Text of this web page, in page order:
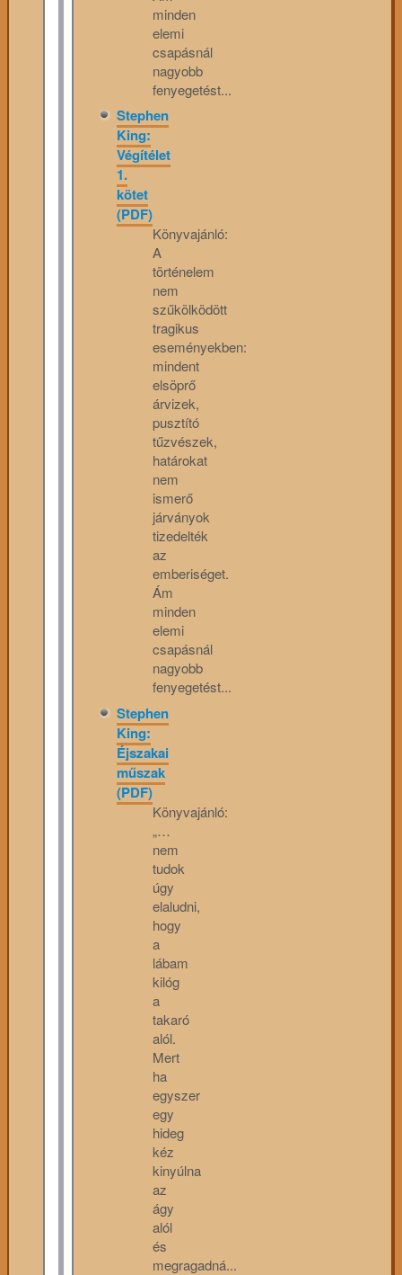
minden
elemi
csapásnál
nagyobb
fenyegetést...
Stephen
King:
Végítélet
1.
kötet
(PDF)
Könyvajánló:
A
történelem
nem
szűkölködött
tragikus
eseményekben:
mindent
elsöprő
árvizek,
pusztító
tűzvészek,
határokat
nem
ismerő
járványok
tizedelték
az
emberiséget.
Ám
minden
elemi
csapásnál
nagyobb
fenyegetést...
Stephen
King:
Éjszakai
műszak
(PDF)
Könyvajánló:
„…
nem
tudok
úgy
elaludni,
hogy
a
lábam
kilóg
a
takaró
alól.
Mert
ha
egyszer
egy
hideg
kéz
kinyúlna
az
ágy
alól
és
megragadná...